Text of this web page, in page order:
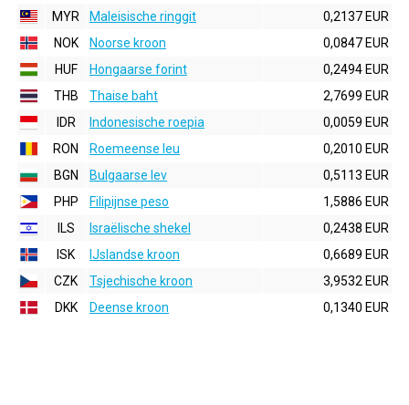
MYR
Maleisische ringgit
0,2137 EUR
NOK
Noorse kroon
0,0847 EUR
HUF
Hongaarse forint
0,2494 EUR
THB
Thaise baht
2,7699 EUR
IDR
Indonesische roepia
0,0059 EUR
RON
Roemeense leu
0,2010 EUR
BGN
Bulgaarse lev
0,5113 EUR
PHP
Filipijnse peso
1,5886 EUR
ILS
Israëlische shekel
0,2438 EUR
ISK
IJslandse kroon
0,6689 EUR
CZK
Tsjechische kroon
3,9532 EUR
DKK
Deense kroon 0,1340 EUR